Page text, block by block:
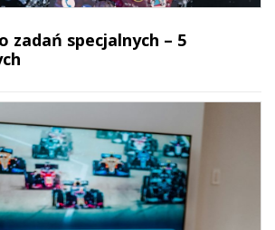
zadań specjalnych – 5